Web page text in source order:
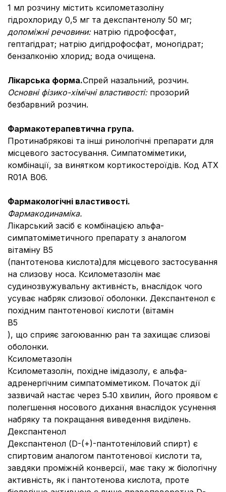
1 мл розчину містить ксилометазоліну
гідрохлориду 0,5 мг та декспантенолу 50 мг;
допоміжні речовини:натрію гідрофосфат,
гептагідрат; натрію дигідрофосфат, моногідрат;
бензалконію хлорид; вода очищена.
Лікарська форма.Спрей назальний, розчин.
Основні фізико-хімічні властивості:прозорий
безбарвний розчин.
Фармакотерапевтична група.
Протинабрякові та інші ринологічні препарати для
місцевого застосування. Симпатоміметики,
комбінації, за винятком кортикостероїдів. Код АТХ
R01A B06.
Фармакологічні властивості.
Фармакодинаміка.
Лікарський засіб є комбінацією альфа-
симпатоміметичного препарату з аналогом
вітаміну В5
(пантотенова кислота)для місцевого застосування
на слизову носа. Ксилометазолін має
судинозвужувальну активність, внаслідок чого
усуває набряк слизової оболонки. Декспантенол є
похідним пантотенової кислоти (вітамін
В5
), що сприяє загоюванню ран та захищає слизові
оболонки.
Ксилометазолін
Ксилометазолін, похідне імідазолу, є альфа-
адренергічним симпатоміметиком. Початок дії
зазвичай настає через 5 ̶10 хвилин, його проявом є
полегшення носового дихання внаслідок усунення
набряку та покращання виведення виділень.
Декспантенол
Декспантенол (D-(+)-пантотеніловий спирт) є
спиртовим аналогом пантотенової кислоти та,
завдяки проміжній конверсії, має таку ж біологічну
активність, як і пантотенова кислота, проте